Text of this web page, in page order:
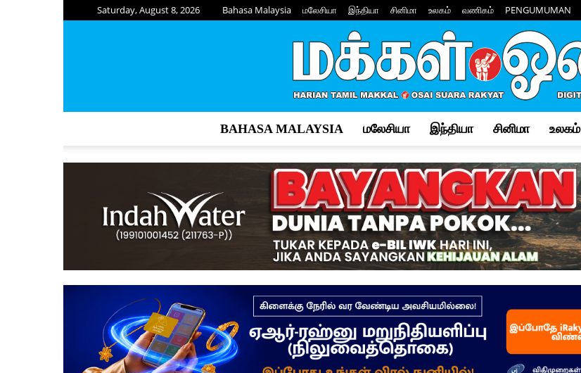
Saturday, August 8, 2026 Bahasa Malaysia மலேசியா இந்தியா சினிமா உலகம் வணிகம் PENGUMUMAN
Osai
–
BAHASA MALAYSIA மலேசியா இந்தியா சினிமா உலகம்